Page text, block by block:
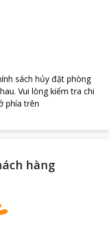
sách hủy đặt phòng
. Vui lòng kiểm tra chi
phía trên
hàng